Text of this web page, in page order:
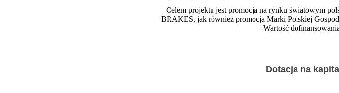
Celem projektu jest promocja na rynku światowym
BRAKES, jak również promocja Marki Polskiej
Wartość
Dotacja na